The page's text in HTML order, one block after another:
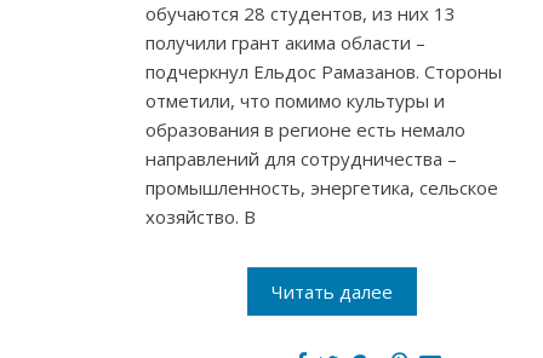
обучаются 28 студентов, из них 13
получили грант акима области –
подчеркнул Ельдос Рамазанов. Стороны
отметили, что помимо культуры и
образования в регионе есть немало
направлений для сотрудничества –
промышленность, энергетика, сельское
хозяйство. В
Читать далее